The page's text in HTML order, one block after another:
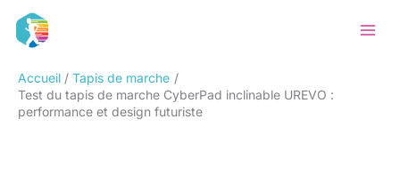
Accueil
Tapis de marche
Test du tapis de marche CyberPad inclinable UREVO :
performance et design futuriste
Rechercher